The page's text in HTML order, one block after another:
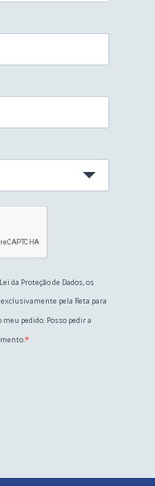
da Proteção de Dados, os
pela Reta para
pedido. Posso pedir a